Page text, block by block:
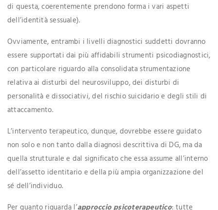
di questa, coerentemente prendono forma i vari aspetti
dell’identità sessuale).
Ovviamente, entrambi i livelli diagnostici suddetti dovranno
essere supportati dai più affidabili strumenti psicodiagnostici,
con particolare riguardo alla consolidata strumentazione
relativa ai disturbi del neurosviluppo, dei disturbi di
personalità e dissociativi, del rischio suicidario e degli stili di
attaccamento.
L’intervento terapeutico, dunque, dovrebbe essere guidato
non solo e non tanto dalla diagnosi descrittiva di DG, ma da
quella strutturale e dal significato che essa assume all’interno
dell’assetto identitario e della più ampia organizzazione del
sé dell’individuo.
Per quanto riguarda l’approccio psicoterapeutico: tutte